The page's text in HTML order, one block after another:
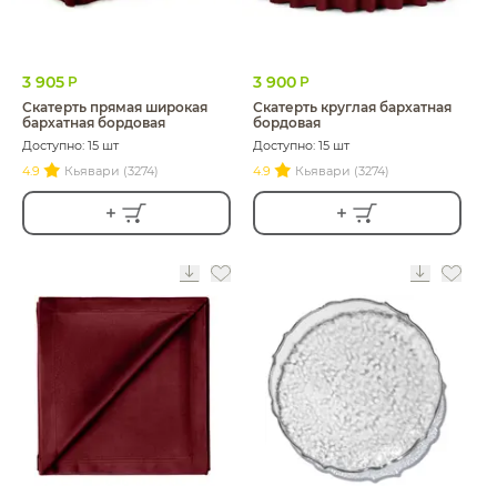
3 905 Р
Скатерть прямая широкая
бархатная бордовая
Доступно: 15 шт
4.9
Кьявари (3274)
3 900 Р
Скатерть круглая бархатная
бордовая
Доступно: 15 шт
4.9
Кьявари (3274)